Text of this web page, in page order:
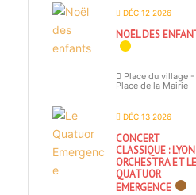
DÉC 12 2026
NOËL DES
Place du village -
Place de la Mairie
DÉC 13 2026
CONCERT
CLASSIQUE :
ORCHESTRA ET LE
QUATUOR
EMERGENCE